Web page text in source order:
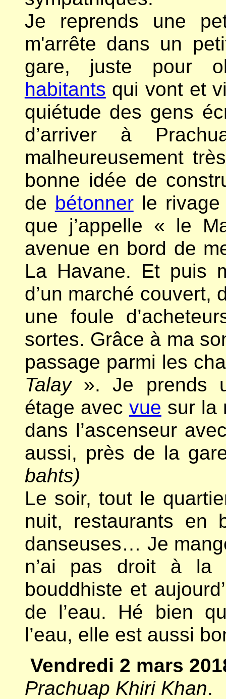
Je reprends une
m'arrête dans un
gare, juste pour
habitants qui vont et
quiétude des gens
d’arriver à
malheureusement
bonne idée de
de bétonnerle rivage
que j’appelle « le
avenue en bord de
La Havane. Et puis
d’un marché couvert,
une foule
sortes. Grâce à ma
passage parmi les
Talay». Je prends
étage avec vue sur la
dans l’ascenseur
aussi, près de la
bahts)
Le soir, tout le
nuit, restaurants en
danseuses… Je
n’ai pas droit à la
bouddhiste et
de l’eau. Hé bien
l’eau, elle est aussi
Vendredi 2 mars
Prachuap Khiri Khan.